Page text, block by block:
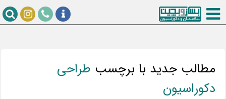
مطالب جدید با برچسب طراحی
دکوراسیون